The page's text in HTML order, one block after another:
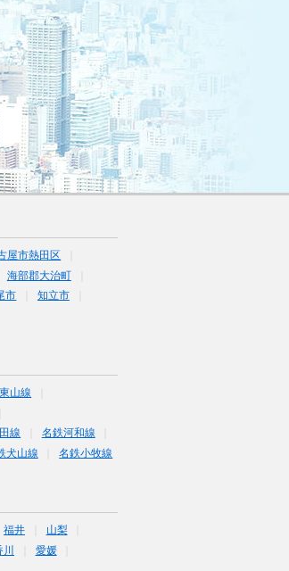
屋市熱田区
海部郡大治町
市
知立市
山線
線
名鉄河和線
犬山線 名鉄小牧線
福井
山梨
愛媛